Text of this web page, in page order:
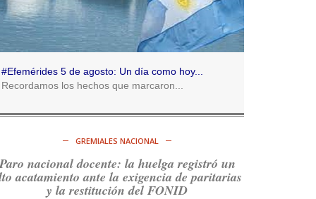
Consenso Patagónico
@consensopatagon
5d
Consenso Patagónico
sus derechos y por su organización. Hoy lo
a intentar.https://t.co/dOrTo1dv3D
#Efemérides 5 de agosto: Un día como hoy...
Recordamos los hechos que marcaron...
GREMIALES NACIONAL
nacional docente: la huelga registró un
acatamiento ante la exigencia de paritarias
y la restitución del FONID